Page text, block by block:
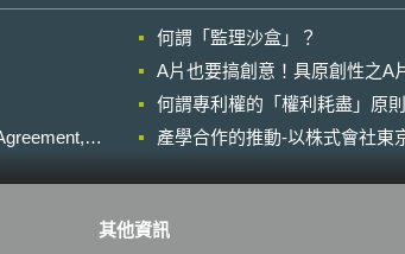
商品描述進
依據《不正
1項第1號
品的轉讓出
態樣的實質
標雖有一定
依商標法對
侵權的法規
有共識，故預計於近期排入國
後，順利完成立法。 根據美國國
會議員 Joe Barton 表示，美國
於電話通聯記錄的取得並未進
範，任何人均可輕易的透過網
相關資料。由於通聯記錄中往
分不肖之徒（如身份竊盜者、
人通聯記錄，以窺探隱私，甚
何謂「監理沙盒」？
A片也要搞創意！具原創性之A
何謂專利權的「權利耗盡」原
產學合作的推動-以株式會社東
其他資訊